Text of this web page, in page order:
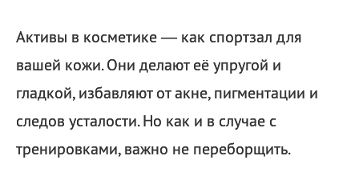
Активы в косметике — как спортзал для
вашей кожи. Они делают её упругой и
гладкой, избавляют от акне, пигментации и
следов усталости. Но как и в случае с
тренировками, важно не переборщить.